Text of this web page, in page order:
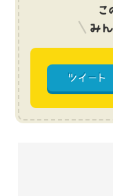
こ
み
ツイート